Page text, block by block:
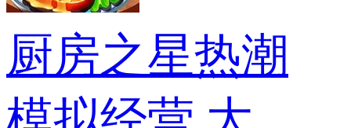
厨房之星热潮